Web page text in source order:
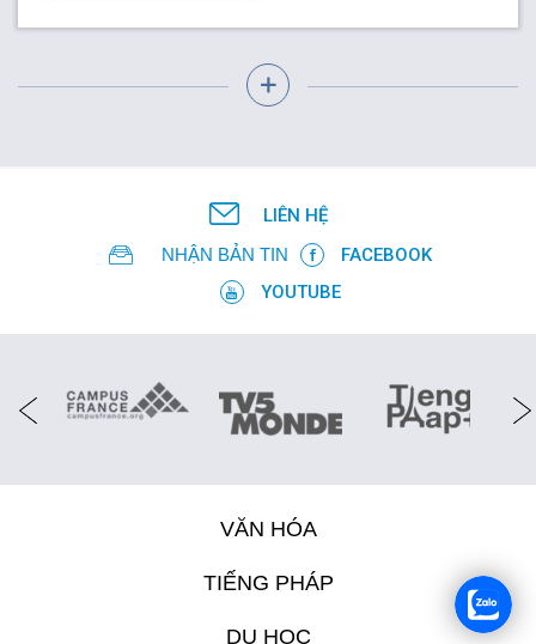
LIÊN HỆ
NHẬN BẢN TIN
FACEBOOK
YOUTUBE
VĂN HÓA
TIẾNG PHÁP
DU HỌC